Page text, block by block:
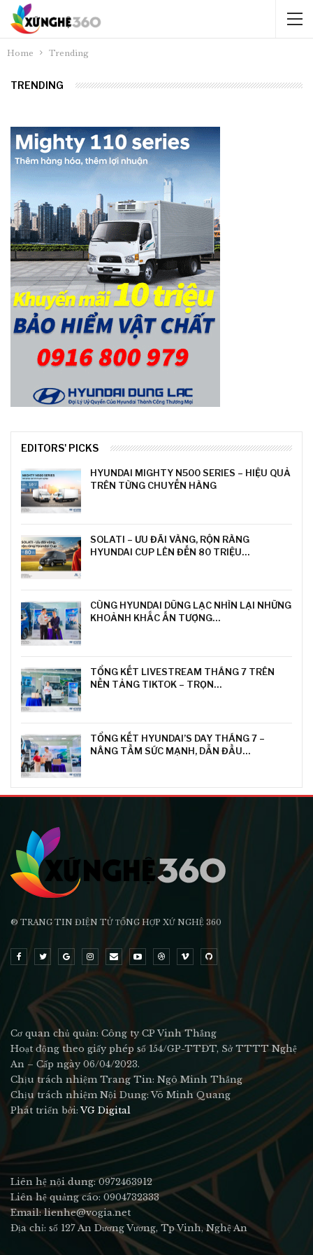
Home Trending
TRENDING
EDITORS' PICKS
HYUNDAI MIGHTY N500 SERIES – HIỆU QUẢ
TRÊN TỪNG CHUYẾN HÀNG
SOLATI – ƯU ĐÃI VÀNG, RỘN RÀNG
HYUNDAI CUP LÊN ĐẾN 80 TRIỆU…
CÙNG HYUNDAI DŨNG LẠC NHÌN LẠI NHỮNG
KHOẢNH KHẮC ẤN TƯỢNG…
TỔNG KẾT LIVESTREAM THÁNG 7 TRÊN
NỀN TẢNG TIKTOK – TRỌN…
TỔNG KẾT HYUNDAI’S DAY THÁNG 7 –
NÂNG TẦM SỨC MẠNH, DẪN ĐẦU…
® TRANG TIN ĐIỆN TỬ ТỔNG HỢP XỨ NGHỆ 360
Cơ quan chủ quản: Công ty CP Vinh Thắng
Hoạt động theo giấy phép số 154/GP-TTĐT, Sở TTTT Nghệ
An – Cấp ngày 06/04/2023.
Chịu trách nhiệm Trang Tin: Ngô Minh Thắng
Chịu trách nhiệm Nội Dung: Võ Minh Quang
Phát triển bởi:VG Digital
Liên hệ nội dung: 0972463912
Liên hệ quảng cáo: 0904732333
Email: lienhe@vogia.net
Địa chỉ: số 127 An Dương Vương, Tp Vinh, Nghệ An